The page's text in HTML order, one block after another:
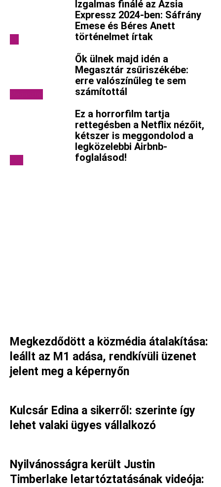
Izgalmas finálé az Ázsia
Expressz 2024-ben: Sáfrány
Emese és Béres Anett
történelmet írtak
Ők ülnek majd idén a
Megasztár zsűriszékébe:
erre valószínűleg te sem
számítottál
Ez a horrorfilm tartja
rettegésben a Netflix nézőit,
kétszer is meggondolod a
legközelebbi Airbnb-
foglalásod!
Megkezdődött a közmédia átalakítása:
leállt az M1 adása, rendkívüli üzenet
jelent meg a képernyőn
Kulcsár Edina a sikerről: szerinte így
lehet valaki ügyes vállalkozó
Nyilvánosságra került Justin
Timberlake letartóztatásának videója: